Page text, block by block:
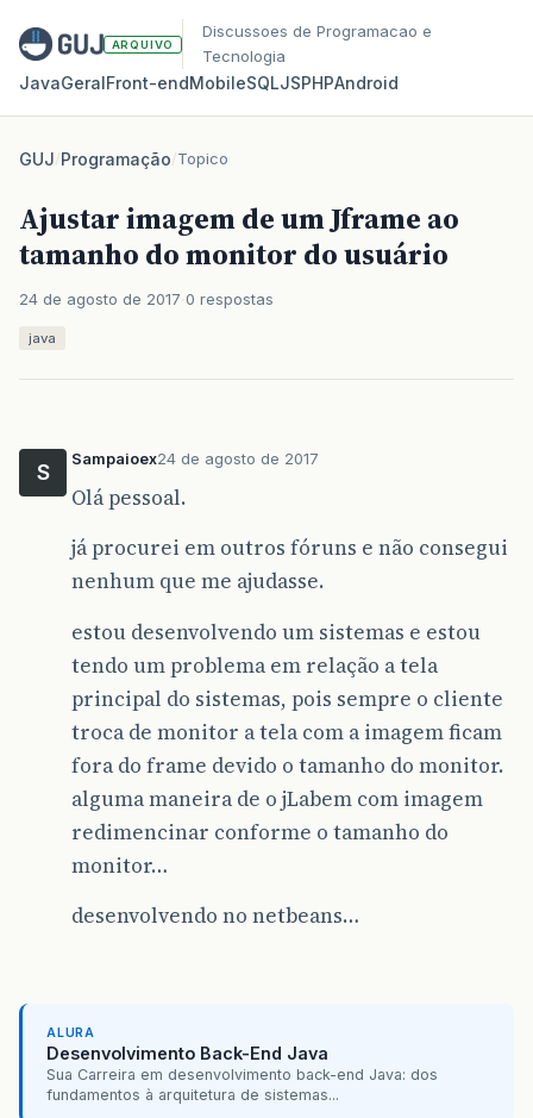
ARQUIVO
Discussoes de Programacao e
Tecnologia
JavaGeralFront‑endMobileSQLJSPHPAndroid
GUJ/Programação/Topico
Ajustar imagem de um Jframe ao
tamanho do monitor do usuário
24 de agosto de 2017 0 respostas
java
S
Sampaioex24 de agosto de 2017
Olá pessoal.
já procurei em outros fóruns e não consegui
nenhum que me ajudasse.
estou desenvolvendo um sistemas e estou
tendo um problema em relação a tela
principal do sistemas, pois sempre o cliente
troca de monitor a tela com a imagem ficam
fora do frame devido o tamanho do monitor.
alguma maneira de o jLabem com imagem
redimencinar conforme o tamanho do
monitor…
desenvolvendo no netbeans…
ALURA
Desenvolvimento Back-End Java
Sua Carreira em desenvolvimento back-end Java: dos
fundamentos à arquitetura de sistemas...